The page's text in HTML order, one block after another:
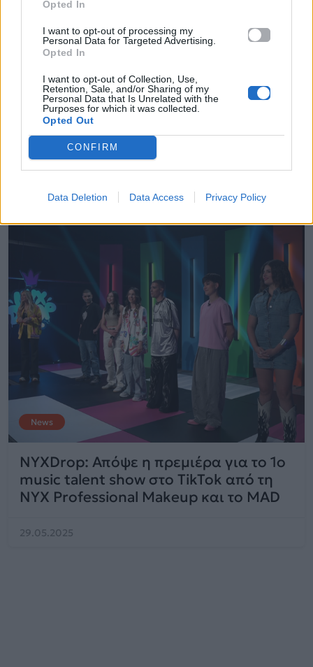
Opted In
I want to opt-out of processing my
Personal Data for Targeted Advertising.
Opted In
I want to opt-out of Collection, Use,
Retention, Sale, and/or Sharing of my
Personal Data that Is Unrelated with the
Purposes for which it was collected.
Opted Out
CONFIRM
Data Deletion Data Access Privacy Policy
News
Γνώρισε τους 12 διαγωνιζόμενους του
NYXDrop
News
NYXDrop: Απόψε η πρεμιέρα για το 1ο
music talent show στο TikTok από τη
NYX Professional Makeup και το MAD
29.05.2025